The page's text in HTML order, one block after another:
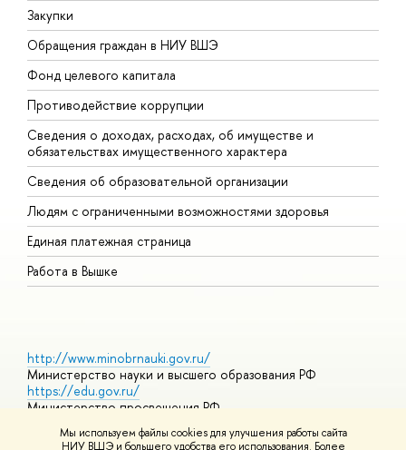
Мы используем файлы cookies для улучшения работы сайта
НИУ ВШЭ и большего удобства его использования. Более
Закупки
Обращения граждан в НИУ ВШЭ
Фонд целевого капитала
Противодействие коррупции
Сведения о доходах, расходах, об имуществе и
обязательствах имущественного характера
Сведения об образовательной организации
Людям с ограниченными возможностями здоровья
Единая платежная страница
Работа в Вышке
http://www.minobrnauki.gov.ru/
Министерство науки и высшего образования РФ
https://edu.gov.ru/
Министерство просвещения РФ
https://elearning.hse.ru/mooc
Массовые открытые онлайн-курсы